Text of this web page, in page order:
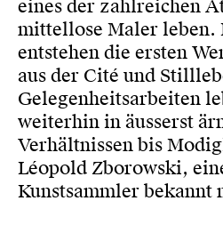
eines der zahlreichen
mittellose Maler leben.
entstehen die ersten
aus der Cité und
Gelegenheitsarbeiten
weiterhin in äusserst
Verhältnissen bis
Léopold Zborowski,
Kunstsammler bekannt